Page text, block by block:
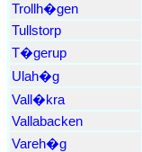
Trollh�gen
Tullstorp
T�gerup
Ulah�g
Vall�kra
Vallabacken
Vareh�g